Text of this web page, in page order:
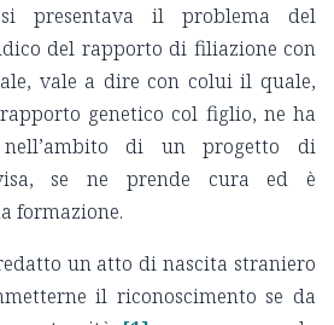
presentava il problema del
del rapporto di filiazione con
vale a dire con colui il quale,
genetico col figlio, ne ha
di un progetto di
se ne prende cura ed è
formazione.
un atto di nascita straniero
il riconoscimento se da